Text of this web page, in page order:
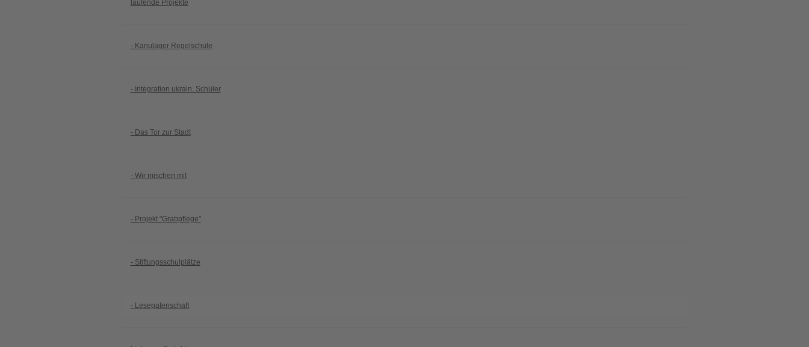
laufende Projekte
- Kanulager Regelschule
- Integration ukrain. Schüler
- Das Tor zur Stadt
- Wir mischen mit
- Projekt "Grabpflege"
- Stiftungsschulplätze
- Lesepatenschaft